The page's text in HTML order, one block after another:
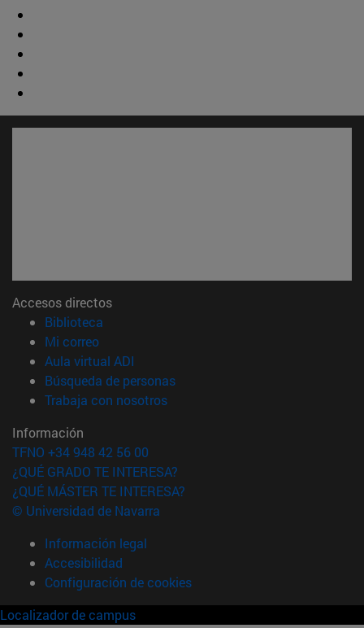
Accesos directos
Biblioteca
Mi correo(abre en nueva ventana)
Aula virtual ADI
Búsqueda de personas(abre en nueva ventana)
Trabaja con nosotros(abre en nueva ventana)
Información
TFNO +34 948 42 56 00
¿QUÉ GRADO TE INTERESA?
¿QUÉ MÁSTER TE INTERESA?
© Universidad de Navarra
Información legal
Accesibilidad
Configuración de cookies
Localizador de campus